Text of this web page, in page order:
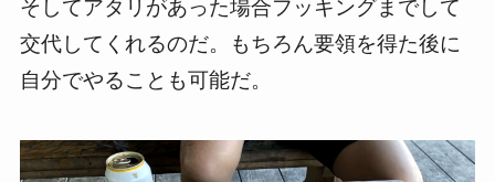
そしてアタリがあった場合フッキングまでして
交代してくれるのだ。もちろん要領を得た後に
自分でやることも可能だ。